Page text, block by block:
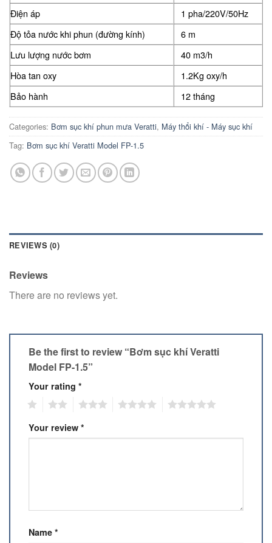
Điện áp
1 pha/220V/50Hz
Độ tỏa nước khi phun (đường kính)
6 m
Lưu lượng nước bơm
40 m3/h
Hòa tan oxy
1.2Kg oxy/h
Bảo hành
12 tháng
Categories: Bơm sục khí phun mưa Veratti, Máy thổi khí - Máy sục khí
Tag: Bơm sục khí Veratti Model FP-1.5
REVIEWS (0)
Reviews
There are no reviews yet.
Be the first to review “Bơm sục khí Veratti
Model FP-1.5”
Your rating *
Your review *
Name *